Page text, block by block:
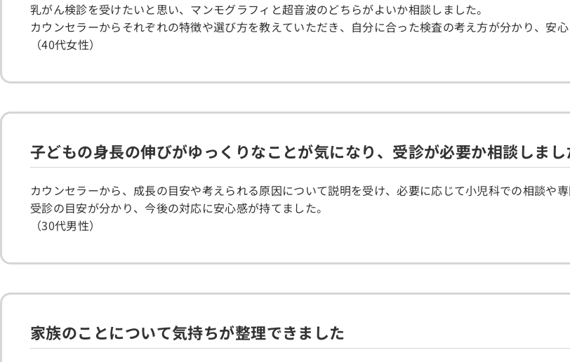
乳がん検診を受けたいと思い、マンモグラフィと超音波のどちらがよいか相談しました。
カウンセラーからそれぞれの特徴や選び方を教えていただき、自分に合った検査の考え方が分かり、安心
（40代女性）
子どもの身長の伸びがゆっくりなことが気になり、受診が必要か相談しまし
カウンセラーから、成長の目安や考えられる原因について説明を受け、必要に応じて小児科での相談や
受診の目安が分かり、今後の対応に安心感が持てました。
（30代男性）
家族のことについて気持ちが整理できました